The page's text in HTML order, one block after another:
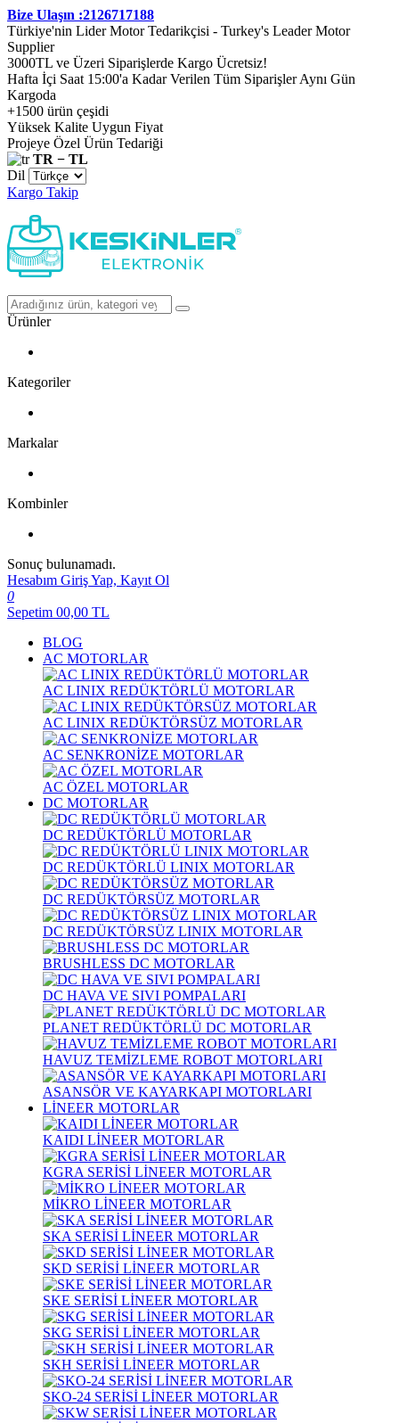
Bize Ulaşın :2126717188
Türkiye'nin Lider Motor Tedarikçisi - Turkey's Leader Motor
Supplier
3000TL ve Üzeri Siparişlerde Kargo Ücretsiz!
Hafta İçi Saat 15:00'a Kadar Verilen Tüm Siparişler Aynı Gün
Kargoda
+1500 ürün çeşidi
Yüksek Kalite Uygun Fiyat
Projeye Özel Ürün Tedariği
TR − TL
Dil
Kargo Takip
Ürünler
Kategoriler
Markalar
Kombinler
Sonuç bulunamadı.
Hesabım Giriş Yap, Kayıt Ol
0
Sepetim 00,00 TL
BLOG
AC MOTORLAR
AC LINIX REDÜKTÖRLÜ MOTORLAR
AC LINIX REDÜKTÖRSÜZ MOTORLAR
AC SENKRONİZE MOTORLAR
AC ÖZEL MOTORLAR
DC MOTORLAR
DC REDÜKTÖRLÜ MOTORLAR
DC REDÜKTÖRLÜ LINIX MOTORLAR
DC REDÜKTÖRSÜZ MOTORLAR
DC REDÜKTÖRSÜZ LINIX MOTORLAR
BRUSHLESS DC MOTORLAR
DC HAVA VE SIVI POMPALARI
PLANET REDÜKTÖRLÜ DC MOTORLAR
HAVUZ TEMİZLEME ROBOT MOTORLARI
ASANSÖR VE KAYARKAPI MOTORLARI
LİNEER MOTORLAR
KAIDI LİNEER MOTORLAR
KGRA SERİSİ LİNEER MOTORLAR
MİKRO LİNEER MOTORLAR
SKA SERİSİ LİNEER MOTORLAR
SKD SERİSİ LİNEER MOTORLAR
SKE SERİSİ LİNEER MOTORLAR
SKG SERİSİ LİNEER MOTORLAR
SKH SERİSİ LİNEER MOTORLAR
SKO-24 SERİSİ LİNEER MOTORLAR